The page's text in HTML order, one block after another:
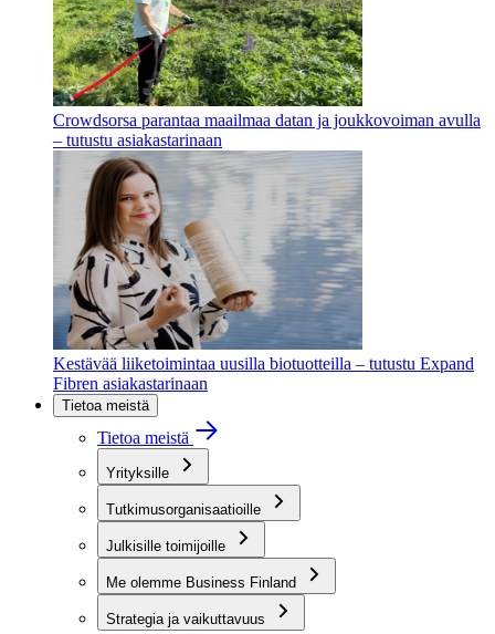
Crowdsorsa parantaa maailmaa datan ja joukkovoiman avulla
– tutustu asiakastarinaan
Kestävää liiketoimintaa uusilla biotuotteilla – tutustu Expand
Fibren asiakastarinaan
Tietoa meistä
Tietoa meistä
Yrityksille
Tutkimusorganisaatioille
Julkisille toimijoille
Me olemme Business Finland
Strategia ja vaikuttavuus